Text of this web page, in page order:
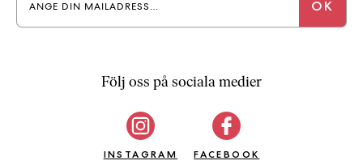
Följ oss på sociala medier
INSTAGRAM FACEBOOK